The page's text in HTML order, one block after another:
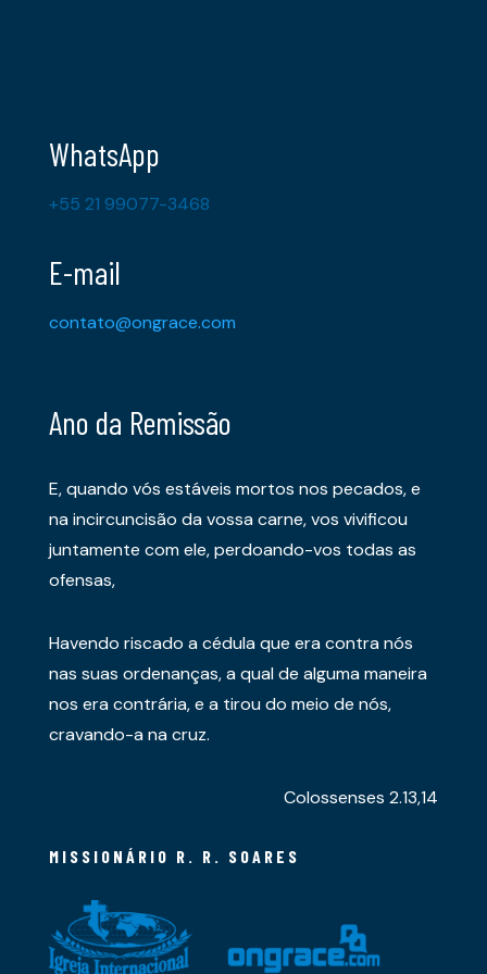
WhatsApp
+55 21 99077-3468
E-mail
contato@ongrace.com
Ano da Remissão
E, quando vós estáveis mortos nos pecados, e
na incircuncisão da vossa carne, vos vivificou
juntamente com ele, perdoando-vos todas as
ofensas,
Havendo riscado a cédula que era contra nós
nas suas ordenanças, a qual de alguma maneira
nos era contrária, e a tirou do meio de nós,
cravando-a na cruz.
Colossenses 2.13,14
MISSIONÁRIO R. R. SOARES